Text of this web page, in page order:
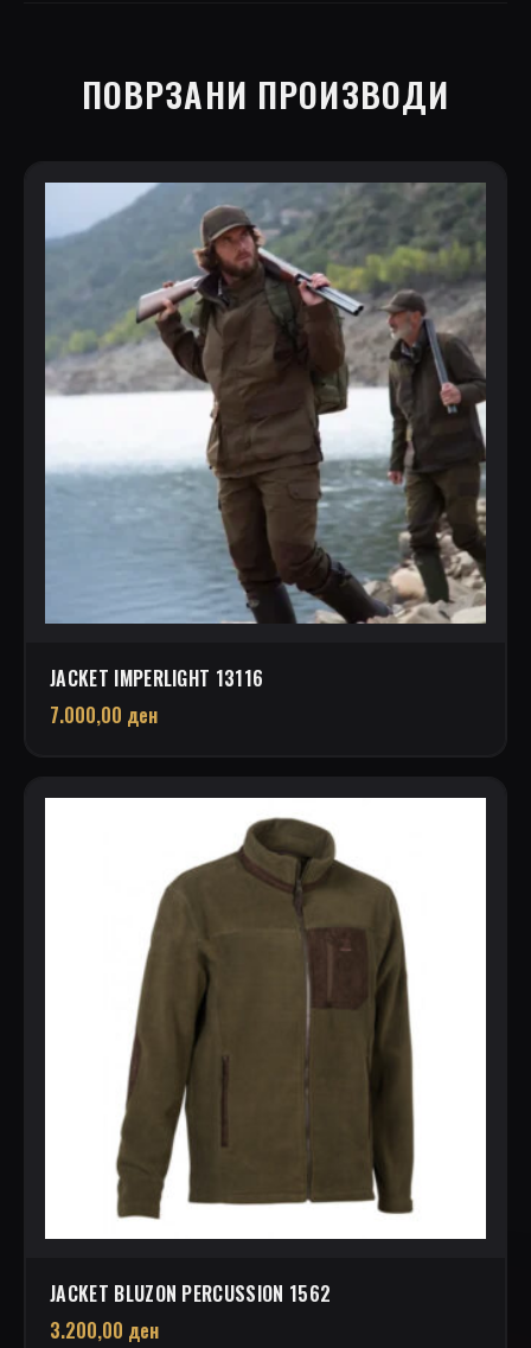
ПОВРЗАНИ ПРОИЗВОДИ
JACKET IMPERLIGHT 13116
7.000,00 ден
JACKET BLUZON PERCUSSION 1562
3.200,00 ден